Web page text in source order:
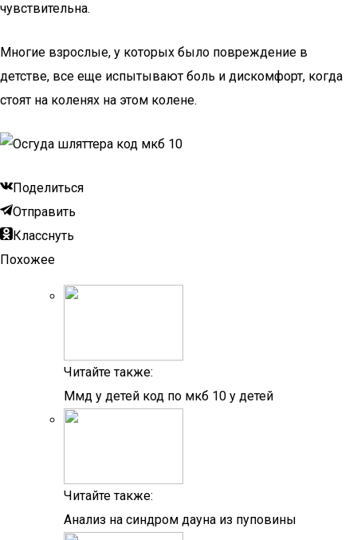
чувствительна.
Многие взрослые, у которых было повреждение в
детстве, все еще испытывают боль и дискомфорт, когда
стоят на коленях на этом колене.
Поделиться
Отправить
Класснуть
Похожее
Читайте также:
Ммд у детей код по мкб 10 у детей
Читайте также:
Анализ на синдром дауна из пуповины